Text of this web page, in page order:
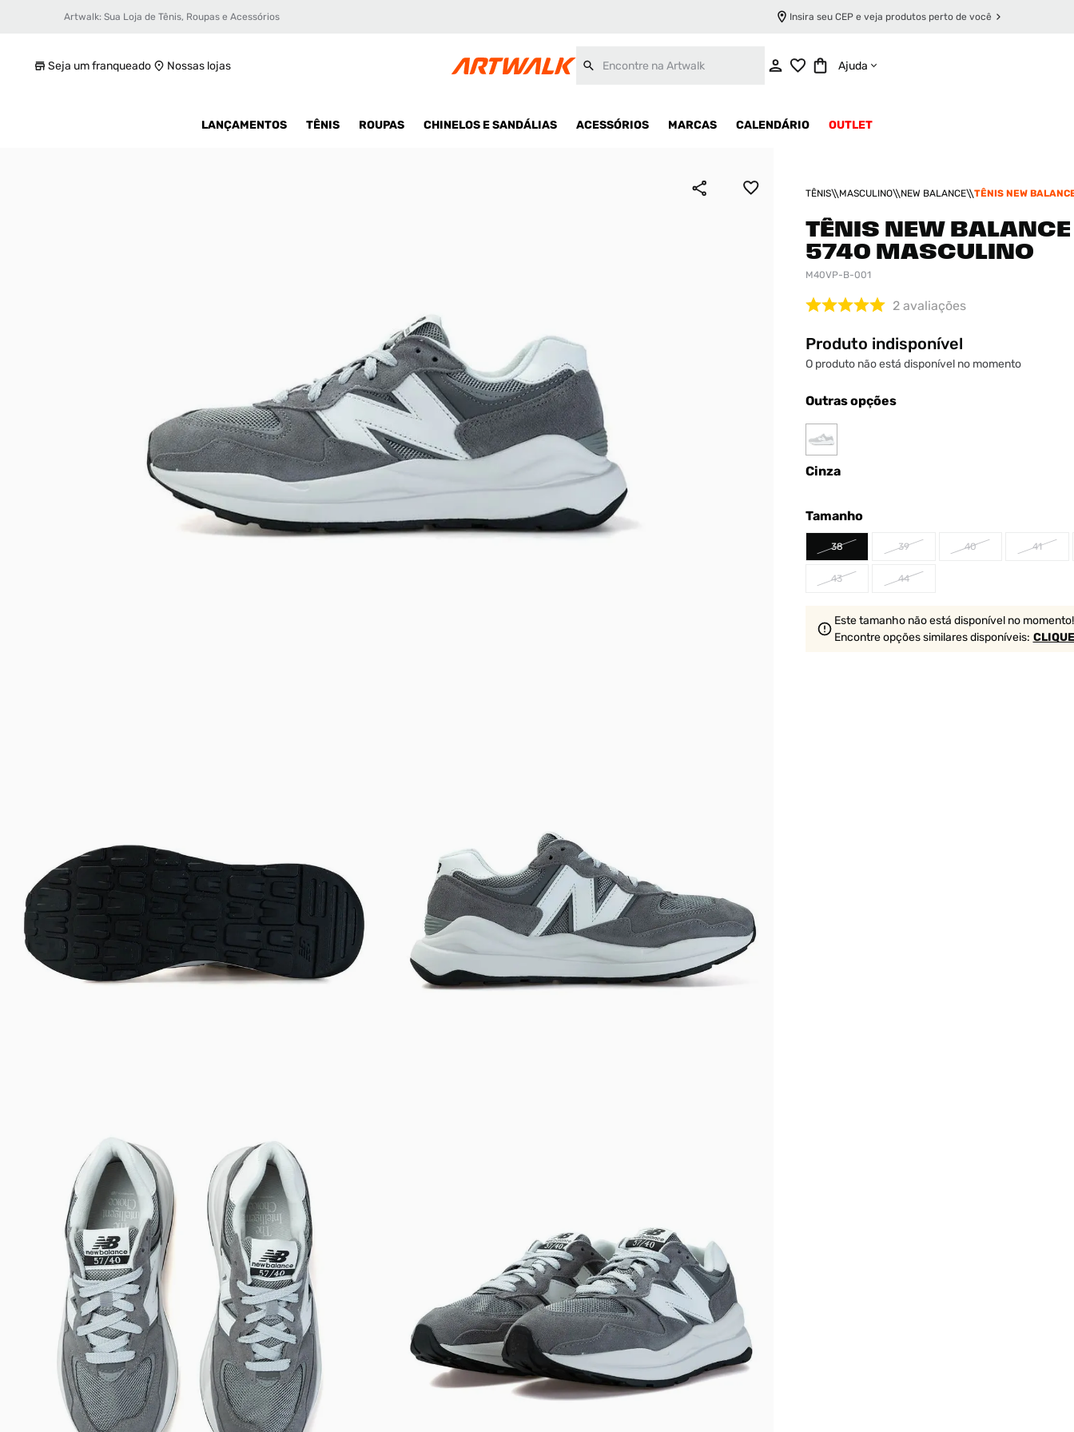
Artwalk: Sua Loja de Tênis, Roupas e Acessórios Insira seu CEP e veja produtos perto de você
Seja um franqueado Nossas lojas Ajuda
LANÇAMENTOS TÊNIS ROUPAS CHINELOS E SANDÁLIAS ACESSÓRIOS MARCAS CALENDÁRIO OUTLET
TÊNIS MASCULINO NEW BALANCE
TÊNIS NEW
TÊNIS NEW BALANCE
5740 MASCULINO
M40VP-B-001
2 avaliações
Produto indisponível
O produto não está disponível no momento
Outras opções
Cinza
Tamanho
38 39 40 41
43 44
Este tamanho não está disponível no momento!
Encontre opções similaresdisponíveis:
Tênis New Balance 5740 Masculino